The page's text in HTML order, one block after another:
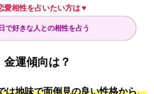
愛相性を占いたい方は▼
で好きな人との相性を占う
運傾向は？
は地味で面倒見の良い性格から、